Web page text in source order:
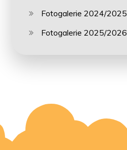
Fotogalerie 2024/2025
Fotogalerie 2025/2026